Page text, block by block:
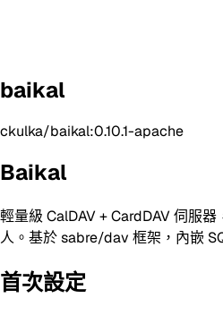
baikal
ckulka/baikal:0.10.1-apache
Baikal
輕量級 CalDAV + CardDAV 伺服
人。基於 sabre/dav 框架，內嵌
首次設定